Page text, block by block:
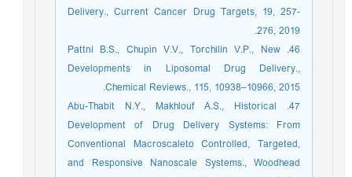
Delivery., Current Cancer Drug Targets, 19, 257-
276, 2019.
46. Pattni B.S., Chupin V.V., Torchilin V.P., New
Developments in Liposomal Drug Delivery.,
Chemical Reviews., 115, 10938–10966, 2015.
47. Abu-Thabit N.Y., Makhlouf A.S., Historical
Development of Drug Delivery Systems: From
Conventional Macroscaleto Controlled, Targeted,
and Responsive Nanoscale Systems., Woodhead